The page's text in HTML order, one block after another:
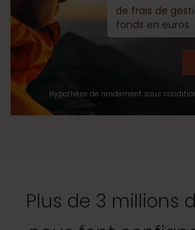
de frais de
fonds en euros
Hypothèse de rendement sous
Plus de 3 millions